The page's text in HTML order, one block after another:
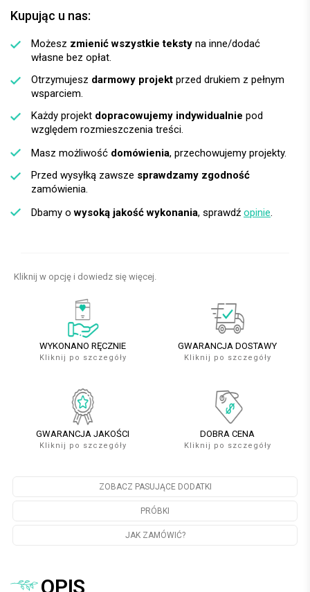
Kupując u nas:
Możesz zmienić wszystkie teksty na inne/dodać
własne bez opłat.
Otrzymujesz darmowy projekt przed drukiem z pełnym
wsparciem.
Każdy projekt dopracowujemy indywidualnie pod
względem rozmieszczenia treści.
Masz możliwość domówienia, przechowujemy projekty.
Przed wysyłką zawsze sprawdzamy zgodność
zamówienia.
Dbamy owysoką jakość wykonania, sprawdź opinie.
Kliknij w opcję i dowiedz się więcej.
WYKONANO RĘCZNIE
Kliknij po szczegóły
GWARANCJA DOSTAWY
Kliknij po szczegóły
GWARANCJA JAKOŚCI
Kliknij po szczegóły
DOBRA CENA
Kliknij po szczegóły
ZOBACZ PASUJĄCE DODATKI
PRÓBKI
JAK ZAMÓWIĆ?
OPIS